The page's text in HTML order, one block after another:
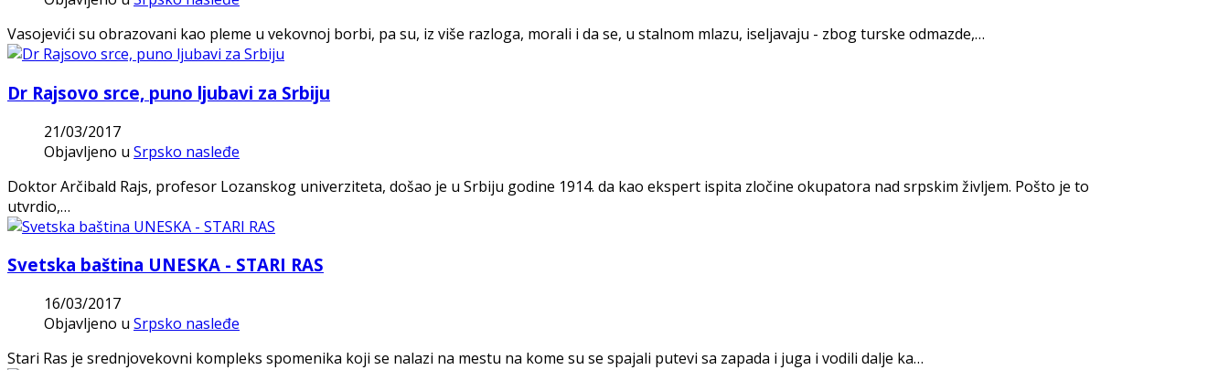
Vasojevići su obrazovani kao pleme u vekovnoj borbi, pa su, iz više razloga, morali i da se, u stalnom mlazu, iseljavaju - zbog turske odmazde,…
Dr Rajsovo srce, puno ljubavi za Srbiju
21/03/2017
Objavljeno u Srpsko nasleđe
Doktor Arčibald Rajs, profesor Lozanskog univerziteta, došao je u Srbiju godine 1914. da kao ekspert ispita zločine okupatora nad srpskim življem. Pošto je to
utvrdio,…
Svetska baština UNESKA - STARI RAS
16/03/2017
Objavljeno u Srpsko nasleđe
Stari Ras je srednjovekovni kompleks spomenika koji se nalazi na mestu na kome su se spajali putevi sa zapada i juga i vodili dalje ka…